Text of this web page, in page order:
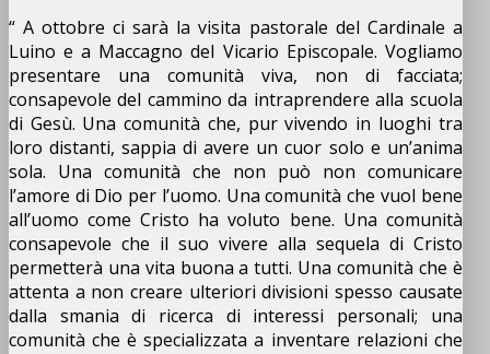
“ A ottobre ci sarà la visita pastorale del Cardinale a
Luino e a Maccagno del Vicario Episcopale. Vogliamo
presentare una comunità viva, non di facciata;
consapevole del cammino da intraprendere alla scuola
di Gesù. Una comunità che, pur vivendo in luoghi tra
loro distanti, sappia di avere un cuor solo e un’anima
sola. Una comunità che non può non comunicare
l’amore di Dio per l’uomo. Una comunità che vuol bene
all’uomo come Cristo ha voluto bene. Una comunità
consapevole che il suo vivere alla sequela di Cristo
permetterà una vita buona a tutti. Una comunità che è
attenta a non creare ulteriori divisioni spesso causate
dalla smania di ricerca di interessi personali; una
comunità che è specializzata a inventare relazioni che